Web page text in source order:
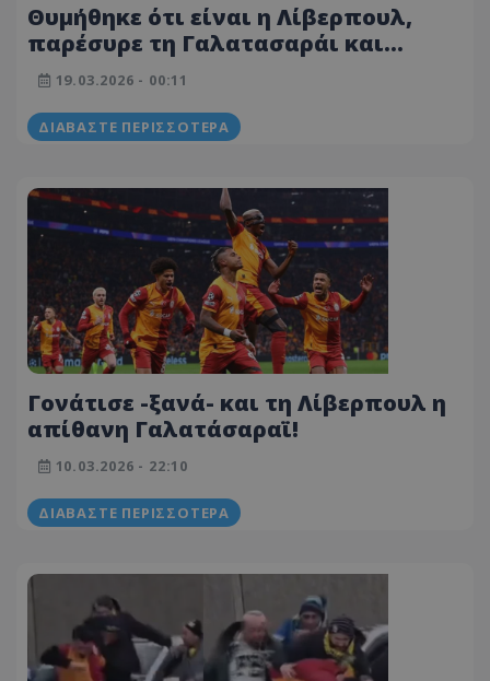
Θυμήθηκε ότι είναι η Λίβερπουλ,
παρέσυρε τη Γαλατασαράι και
πέταξε στους «8»!
19.03.2026 - 00:11
ΔΙΑΒΆΣΤΕ ΠΕΡΙΣΣΌΤΕΡΑ
Γονάτισε -ξανά- και τη Λίβερπουλ η
απίθανη Γαλατάσαραϊ!
10.03.2026 - 22:10
ΔΙΑΒΆΣΤΕ ΠΕΡΙΣΣΌΤΕΡΑ